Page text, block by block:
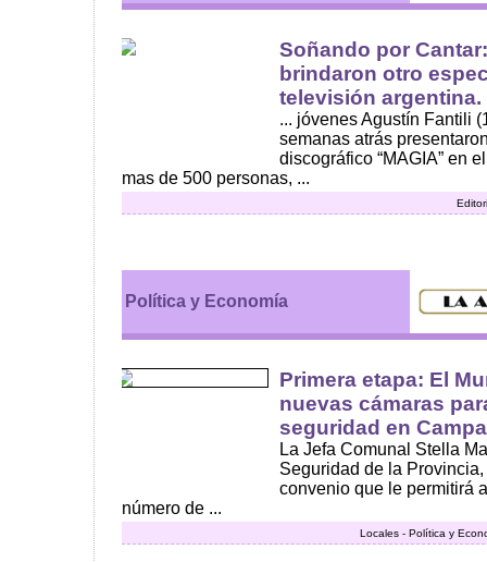
Soñando por
brindaron otro
televisión argentina.
... jóvenes Agustín Fantili
semanas atrás
discográfico “MAGIA” en
mas de 500 personas, ...
Política y Economía
Primera etapa: El
nuevas cámaras
seguridad en
La Jefa Comunal Stella
Seguridad de la
convenio que le permitirá
número de ...
Locales - Política y